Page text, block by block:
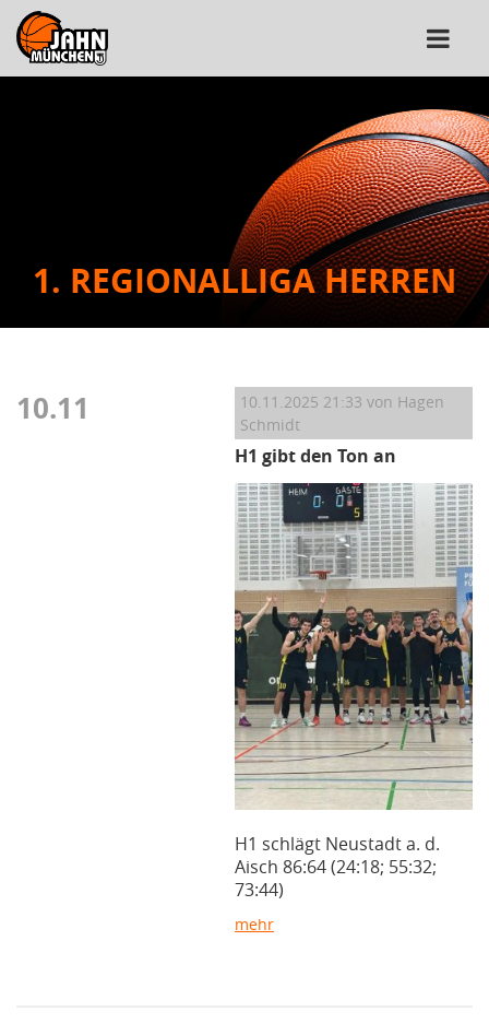
1. REGIONALLIGA HERREN
10.11 10.11.2025 21:33 von Hagen
Schmidt
H1 gibt den Ton an
H1 schlägt Neustadt a. d.
Aisch 86:64 (24:18; 55:32;
73:44)
mehr